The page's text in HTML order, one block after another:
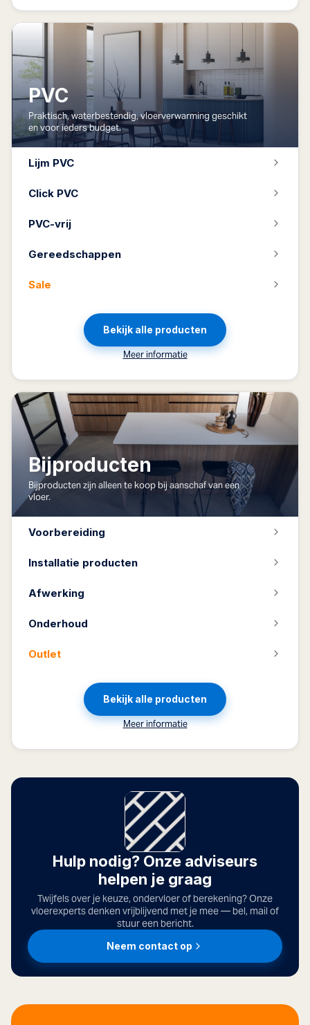
PVC
Praktisch, waterbestendig, vloerverwarming geschikt
en voor ieders budget.
Lijm PVC
Click PVC
PVC-vrij
Gereedschappen
Sale
Bekijk alle producten
Meer informatie
Bijproducten
Bijproducten zijn alleen te koop bij aanschaf van een
vloer.
Voorbereiding
Installatie producten
Afwerking
Onderhoud
Outlet
Bekijk alle producten
Meer informatie
Hulp nodig? Onze adviseurs
helpen je graag
Twijfels over je keuze, ondervloer of berekening? Onze
vloerexperts denken vrijblijvend met je mee — bel, mail of
stuur een bericht.
Neem contact op